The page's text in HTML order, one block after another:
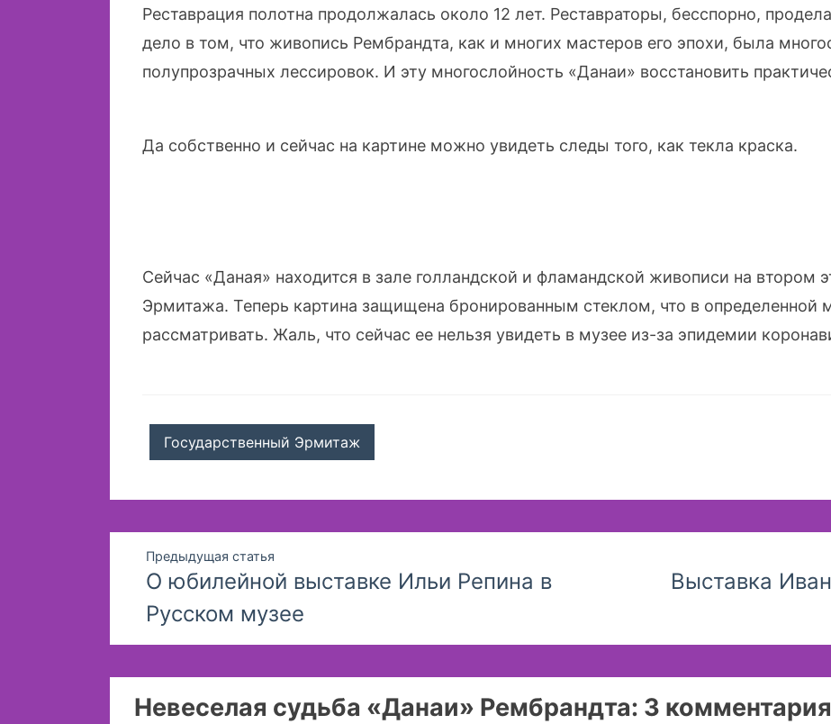
Реставрация полотна продолжалась около 12 лет. Реставраторы, бесспорно,
дело в том, что живопись Рембрандта, как и многих мастеров его эпохи, была
полупрозрачных лессировок. И эту многослойность «Данаи» восстановить
Да собственно и сейчас на картине можно увидеть следы того, как текла краска.
Сейчас «Даная» находится в зале голландской и фламандской живописи на втором
Эрмитажа. Теперь картина защищена бронированным стеклом, что в определенной
рассматривать. Жаль, что сейчас ее нельзя увидеть в музее из-за эпидемии
Государственный Эрмитаж
Навигация
записям
Предыдущая статья
О юбилейной выставке Ильи Репина в
Русском музее
Выставка
Невеселая судьба «Данаи» Рембрандта: 3 комментария